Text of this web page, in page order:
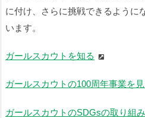
に付け、さらに挑戦できるように
います。
ガールスカウトを知る
ガールスカウトの100周年事業を見
ガールスカウトのSDGsの取り組